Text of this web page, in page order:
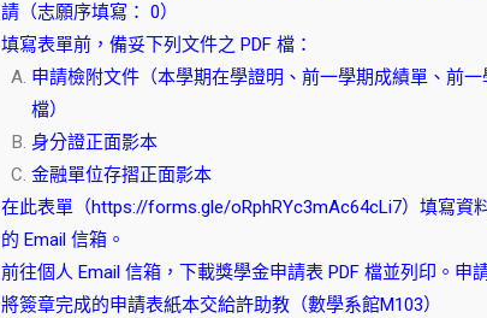
請（志願序填寫： 0）
填寫表單前，備妥下列文件之 PDF 檔：
申請檢附文件（本學期在學證明、前一學期成績單、前
檔）
身分證正面影本
金融單位存摺正面影本
在此表單（https://forms.gle/oRphRYc3mAc64cLi7）填寫資
的 Email 信箱。
前往個人 Email 信箱，下載獎學金申請表 PDF 檔並列印。申
將簽章完成的申請表紙本交給許助教（數學系館M103）